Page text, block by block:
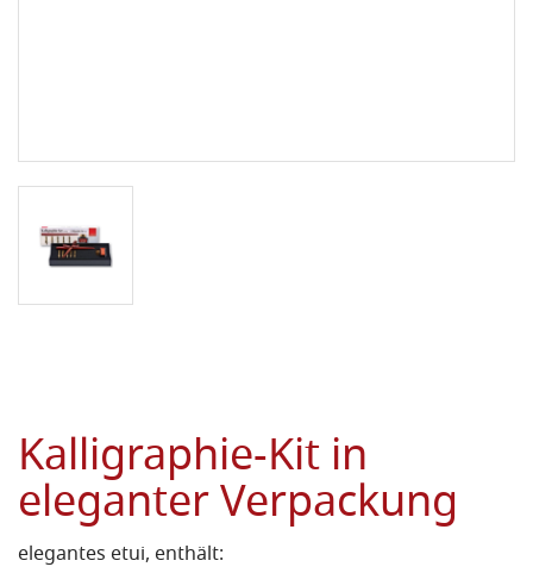
Kalligraphie-Kit in
eleganter Verpackung
elegantes etui, enthält: